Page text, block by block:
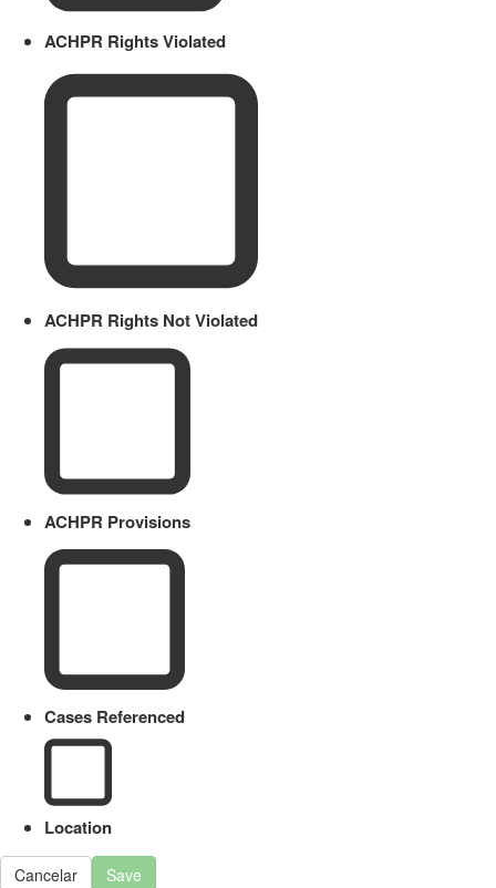
ACHPR Rights Violated
ACHPR Rights Not Violated
ACHPR Provisions
Cases Referenced
Location
Cancelar Save